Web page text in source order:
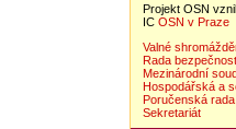
Projekt OSN
IC OSN v Praze
Valné
Rada
Mezinárodní
Hospodářská a
Poručenská rada
Sekretariát